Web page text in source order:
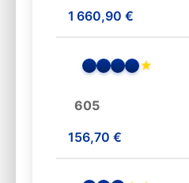
1 660,90 €
★
605
156,70 €